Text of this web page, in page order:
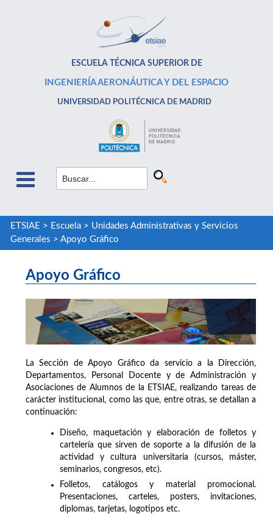
ESCUELA TÉCNICA SUPERIOR DE
INGENIERÍA AERONÁUTICA Y DEL ESPACIO
UNIVERSIDAD POLITÉCNICA DE MADRID
ETSIAE > Escuela> Unidades Administrativas y Servicios
Generales > Apoyo Gráfico
Apoyo Gráfico
La Sección de Apoyo Gráfico da servicio a la Dirección,
Departamentos, Personal Docente y de Administración y
Asociaciones de Alumnos de la ETSIAE, realizando tareas de
carácter institucional, como las que, entre otras, se detallan a
continuación:
Diseño, maquetación y elaboración de folletos y
cartelería que sirven de soporte a la difusión de la
actividad y cultura universitaria (cursos, máster,
seminarios, congresos, etc).
Folletos, catálogos y material promocional.
Presentaciones, carteles, posters, invitaciones,
diplomas, tarjetas, logotipos etc.